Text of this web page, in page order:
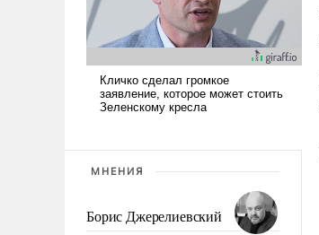
МНЕНИЯ
Борис Джерелиевский